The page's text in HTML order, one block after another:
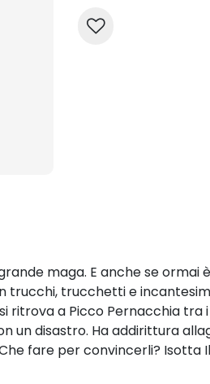
maga. E anche se
trucchi, trucchetti e
ritrova a Picco Pernacchia
un disastro. Ha addirittura
fare per convincerli? Isotta